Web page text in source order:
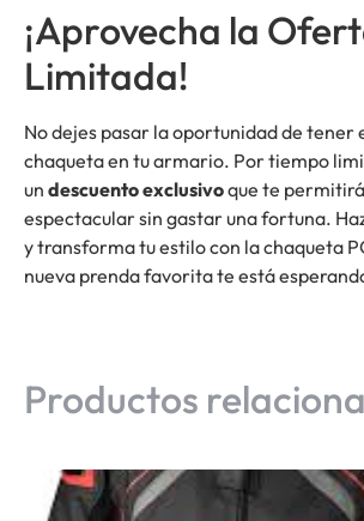
¡Aprovecha la
Limitada!
No dejes pasar la oportunidad de tener
chaqueta en tu armario. Por tiempo
un descuento exclusivoque te
espectacular sin gastar una fortuna.
y transforma tu estilo con la chaqueta
nueva prenda favorita te está
Productos